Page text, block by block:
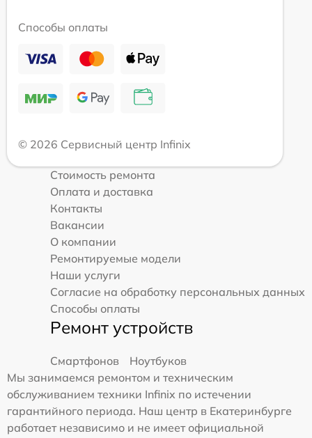
Способы оплаты
© 2026 Сервисный центр Infinix
Стоимость ремонта
Оплата и доставка
Контакты
Вакансии
О компании
Ремонтируемые модели
Наши услуги
Согласие на обработку персональных данных
Способы оплаты
Ремонт устройств
Смартфонов
Ноутбуков
Мы занимаемся ремонтом и техническим
обслуживанием техники Infinix по истечении
гарантийного периода. Наш центр в Екатеринбурге
работает независимо и не имеет официальной